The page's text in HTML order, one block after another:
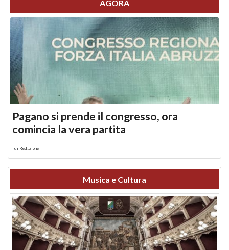
AGORÀ
Pagano si prende il congresso, ora
comincia la vera partita
di Redazione
Musica e Cultura